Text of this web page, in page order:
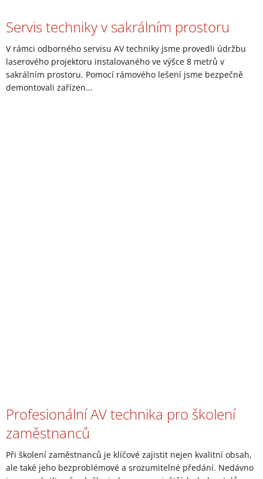
Servis techniky v sakrálním prostoru
V rámci odborného servisu AV techniky jsme provedli údržbu
laserového projektoru instalovaného ve výšce 8 metrů v
sakrálním prostoru. Pomocí rámového lešení jsme bezpečně
demontovali zařízen...
Profesionální AV technika pro školení
zaměstnanců
Při školení zaměstnanců je klíčové zajistit nejen kvalitní obsah,
ale také jeho bezproblémové a srozumitelné předání. Nedávno